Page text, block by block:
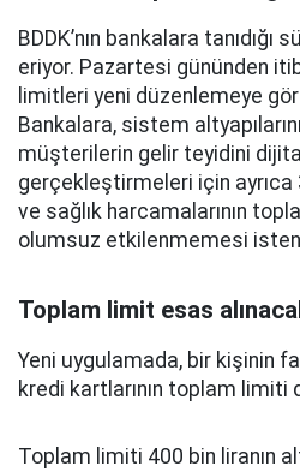
BDDK’nın bankalara tanıdığı
eriyor. Pazartesi gününden
limitleri yeni düzenlemeye
Bankalara, sistem
müşterilerin gelir teyidini
gerçekleştirmeleri için ayrıca
ve sağlık harcamalarının
olumsuz etkilenmemesi
Toplam limit esas
Yeni uygulamada, bir kişinin
kredi kartlarının toplam limiti
Toplam limiti 400 bin liranın